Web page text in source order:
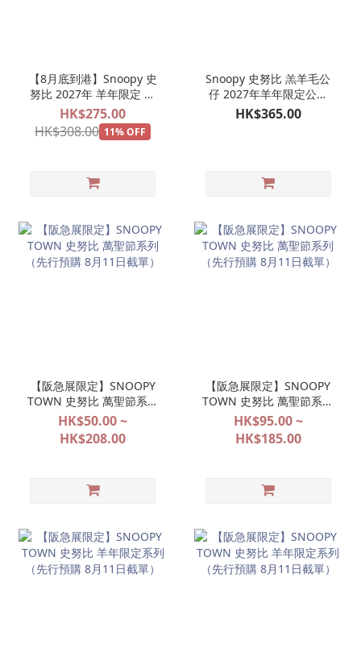
【8月底到港】Snoopy 史
努比 2027年 羊年限定 毛
絨羊帽 羔羊公仔掛飾 娃娃
玩偶吊飾
HK$275.00
HK$308.00 11% OFF
Snoopy 史努比 羔羊毛公
仔 2027年羊年限定公仔
毛絨娃娃玩偶
HK$365.00
【阪急展限定】SNOOPY
TOWN 史努比 萬聖節系列
（先行預購 8月11日截
單）
HK$50.00 ~
HK$208.00
【阪急展限定】SNOOPY
TOWN 史努比 萬聖節系列
（先行預購 8月11日截
單）
HK$95.00 ~
HK$185.00